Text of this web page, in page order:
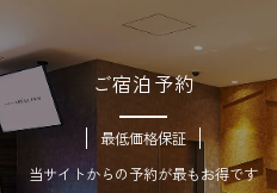
ご宿泊予約
最低価格保証
当サイトからの予約が最もお得です